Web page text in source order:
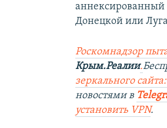
аннексированный
Донецкой или
Роскомнадзор
Крым.Реалии.
зеркального
новостями в
установить VPN.